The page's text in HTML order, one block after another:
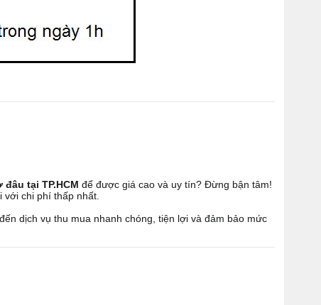
tại TP.HCM để được giá cao và uy tín? Đừng bận tâm!
với chi phí thấp nhất.
dịch vụ thu mua nhanh chóng, tiện lợi và đảm bảo mức